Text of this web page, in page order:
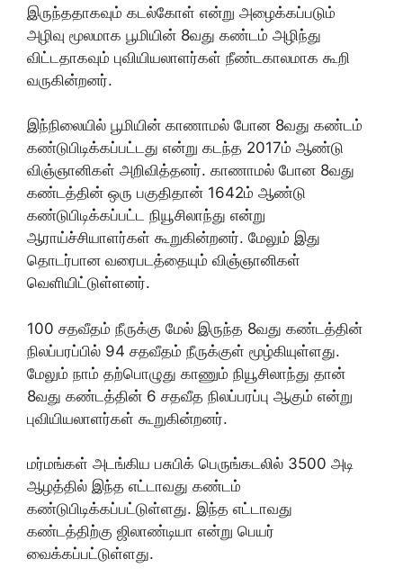
இருந்ததாகவும் கடல்கோள் என்று அழைக்கப்படும்
அழிவு மூலமாக பூமியின் 8வது கண்டம் அழிந்து
விட்டதாகவும் புவியியலாளர்கள் நீண்டகாலமாக கூறி
வருகின்றனர்.
இந்நிலையில் பூமியின் காணாமல் போன 8வது கண்டம்
கண்டுபிடிக்கப்பட்டது என்று கடந்த 2017ம் ஆண்டு
விஞ்ஞானிகள் அறிவித்தனர். காணாமல் போன 8வது
கண்டத்தின் ஒரு பகுதிதான் 1642ம் ஆண்டு
கண்டுபிடிக்கப்பட்ட நியூசிலாந்து என்று
ஆராய்ச்சியாளர்கள் கூறுகின்றனர். மேலும் இது
தொடர்பான வரைபடத்தையும் விஞ்ஞானிகள்
வெளியிட்டுள்ளனர்.
100 சதவீதம் நீருக்கு மேல் இருந்த 8வது கண்டத்தின்
நிலப்பரப்பில் 94 சதவீதம் நீருக்குள் மூழ்கியுள்ளது.
மேலும் நாம் தற்பொழுது காணும் நியூசிலாந்து தான்
8வது கண்டத்தின் 6 சதவீத நிலப்பரப்பு ஆகும் என்று
புவியியலாளர்கள் கூறுகின்றனர்.
மர்மங்கள் அடங்கிய பசுபிக் பெருங்கடலில் 3500 அடி
ஆழத்தில் இந்த எட்டாவது கண்டம்
கண்டுபிடிக்கப்பட்டுள்ளது. இந்த எட்டாவது
கண்டத்திற்கு ஜிலாண்டியா என்று பெயர்
வைக்கப்பட்டுள்ளது.